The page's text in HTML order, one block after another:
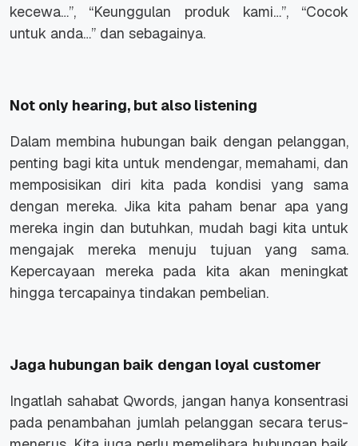
kecewa…”, “Keunggulan produk kami…”, “Cocok
untuk anda…” dan sebagainya.
Not only hearing, but also listening
Dalam membina hubungan baik dengan pelanggan,
penting bagi kita untuk mendengar, memahami, dan
memposisikan diri kita pada kondisi yang sama
dengan mereka. Jika kita paham benar apa yang
mereka ingin dan butuhkan, mudah bagi kita untuk
mengajak mereka menuju tujuan yang sama.
Kepercayaan mereka pada kita akan meningkat
hingga tercapainya tindakan pembelian.
Jaga hubungan baik dengan loyal customer
Ingatlah sahabat Qwords, jangan hanya konsentrasi
pada penambahan jumlah pelanggan secara terus-